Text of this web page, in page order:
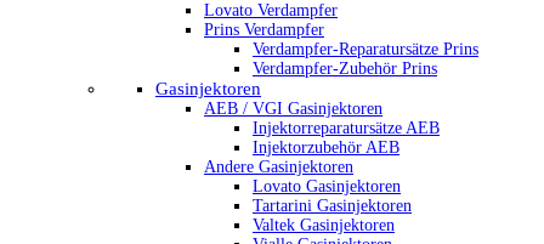
Lovato Verdampfer
Prins Verdampfer
Verdampfer-Reparatursätze Prins
Verdampfer-Zubehör Prins
Gasinjektoren
AEB / VGI Gasinjektoren
Injektorreparatursätze AEB
Injektorzubehör AEB
Andere Gasinjektoren
Lovato Gasinjektoren
Tartarini Gasinjektoren
Valtek Gasinjektoren